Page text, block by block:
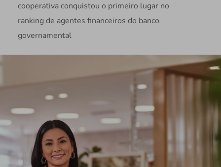
cooperativa conquistou o primeiro lugar no
ranking de agentes financeiros do banco
governamental